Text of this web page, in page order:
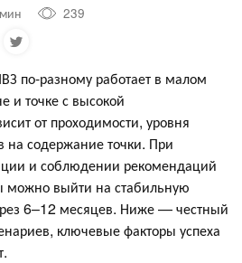
239
по-разному работает в малом
и точке с высокой
от проходимости, уровня
на содержание точки. При
и соблюдении рекомендаций
можно выйти на стабильную
6–12 месяцев. Ниже — честный
ключевые факторы успеха